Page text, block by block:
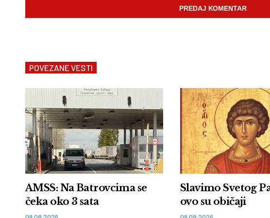
POVEZANE VESTI
AMSS: Na Batrovcima se
čeka oko 3 sata
Slavimo Svetog
ovo su običaji